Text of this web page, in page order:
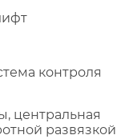
контроля
центральная
развязкой